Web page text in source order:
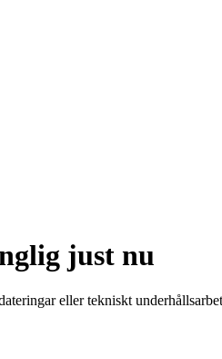
just nu
eller tekniskt